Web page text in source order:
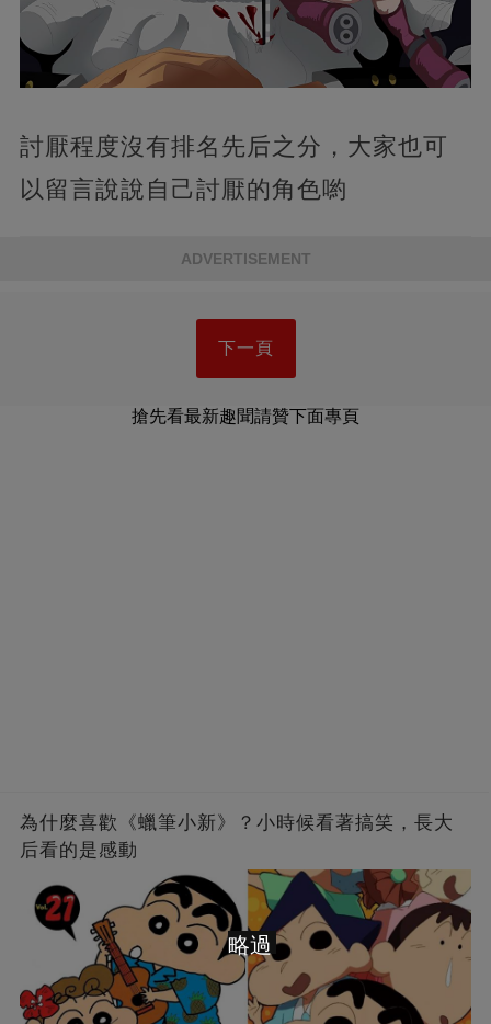
討厭程度沒有排名先后之分，大家也可
以留言說說自己討厭的角色喲
ADVERTISEMENT
下一頁
搶先看最新趣聞請贊下面專頁
為什麼喜歡《蠟筆小新》？小時候看著搞笑，長大
后看的是感動
略過